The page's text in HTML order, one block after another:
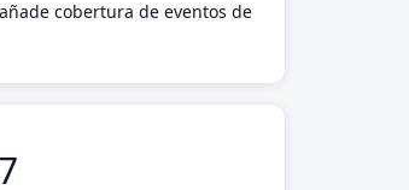
cobertura de eventos de